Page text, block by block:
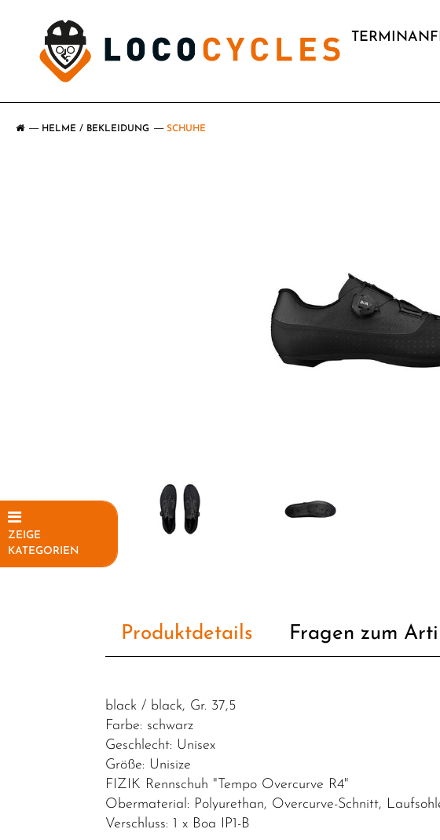
HELME / BEKLEIDUNG SCHUHE
ZEIGE
KATEGORIEN
Produktdetails Fragen zum
black / black, Gr. 37,5
Farbe: schwarz
Geschlecht: Unisex
Größe: Unisize
FIZIK Rennschuh "Tempo Overcurve R4"
Obermaterial: Polyurethan, Overcurve-Schnitt,
Verschluss: 1 x Boa IP1-B